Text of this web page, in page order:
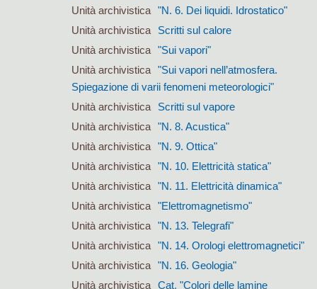
Unità archivistica "N. 6. Dei liquidi. Idrostatico"
Unità archivistica
Scritti sul calore
Unità archivistica "Sui vapori"
Unità archivistica "Sui vapori nell’atmosfera.
Spiegazione di varii fenomeni meteorologici"
Unità archivistica
Scritti sul vapore
Unità archivistica "N. 8. Acustica"
Unità archivistica "N. 9. Ottica"
Unità archivistica "N. 10. Elettricità statica"
Unità archivistica "N. 11. Elettricità dinamica"
Unità archivistica "Elettromagnetismo"
Unità archivistica "N. 13. Telegrafi"
Unità archivistica "N. 14. Orologi elettromagnetici"
Unità archivistica "N. 16. Geologia"
Unità archivistica Cat. "Colori delle lamine